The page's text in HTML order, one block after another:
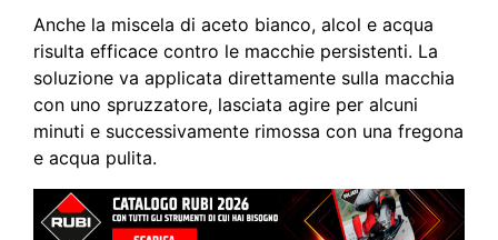
Anche la miscela di aceto bianco, alcol e acqua
risulta efficace contro le macchie persistenti. La
soluzione va applicata direttamente sulla macchia
con uno spruzzatore, lasciata agire per alcuni
minuti e successivamente rimossa con una fregona
e acqua pulita.